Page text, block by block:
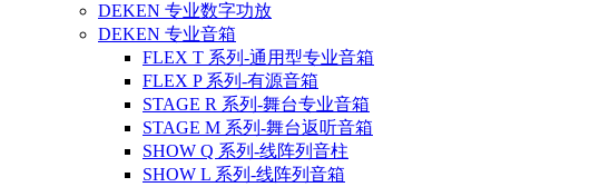
DEKEN 专业数字功放
DEKEN 专业音箱
FLEX T 系列-通用型专业音箱
FLEX P 系列-有源音箱
STAGE R 系列-舞台专业音箱
STAGE M 系列-舞台返听音箱
SHOW Q 系列-线阵列音柱
SHOW L 系列-线阵列音箱